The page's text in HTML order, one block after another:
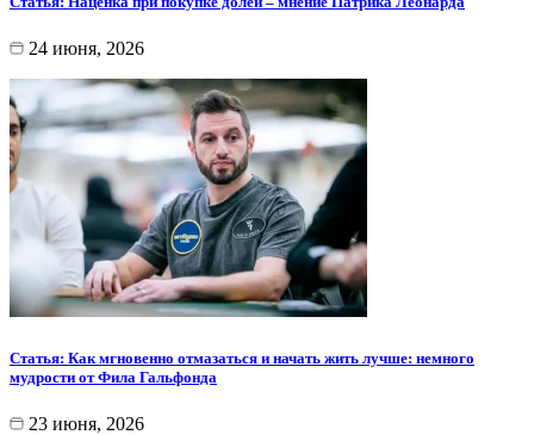
24 июня, 2026
Статья: Как мгновенно отмазаться и начать жить лучше: немного
мудрости от Фила Гальфонда
23 июня, 2026